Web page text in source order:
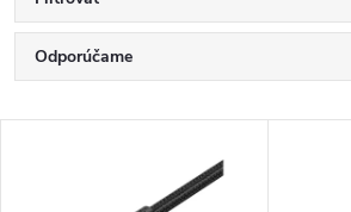
R
a
Odporúčame
Najpredávanejšie